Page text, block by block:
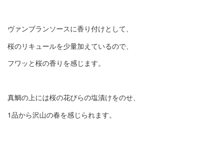
ヴァンブランソースに香り付けとして、
桜のリキュールを少量加えているので、
フワッと桜の香りを感じます。
真鯛の上には桜の花びらの塩漬けをのせ、
1品から沢山の春を感じられます。